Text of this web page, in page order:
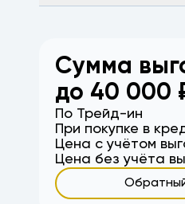
Сумма
до 40 000
По Трейд-ин
При покупке в
Цена с учётом
Цена без учёта